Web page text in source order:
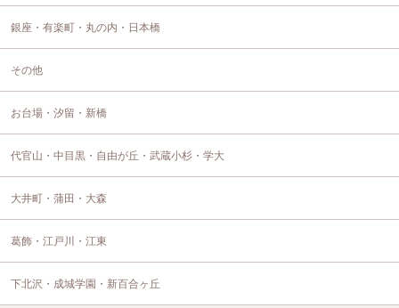
銀座・有楽町・丸の内・日本橋
その他
お台場・汐留・新橋
代官山・中目黒・自由が丘・武蔵小杉・学大
大井町・蒲田・大森
葛飾・江戸川・江東
下北沢・成城学園・新百合ヶ丘